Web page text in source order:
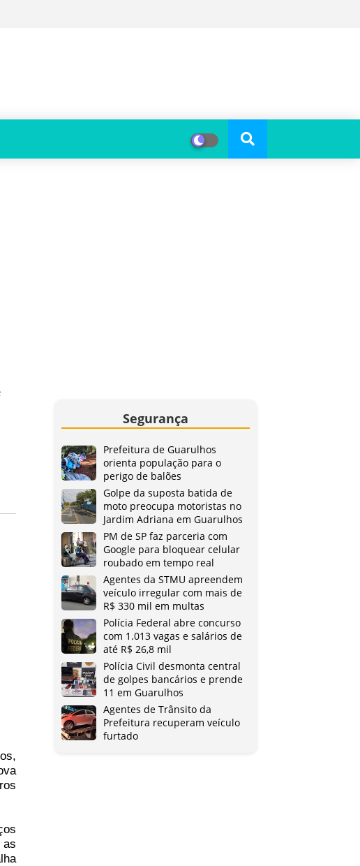
as
Segurança
Prefeitura de Guarulhos
orienta população para o
perigo de balões
Golpe da suposta batida de
moto preocupa motoristas no
Jardim Adriana em Guarulhos
PM de SP faz parceria com
Google para bloquear celular
roubado em tempo real
Agentes da STMU apreendem
veículo irregular com mais de
R$ 330 mil em multas
Polícia Federal abre concurso
com 1.013 vagas e salários de
até R$ 26,8 mil
Polícia Civil desmonta central
de golpes bancários e prende
11 em Guarulhos
Agentes de Trânsito da
Prefeitura recuperam veículo
furtado